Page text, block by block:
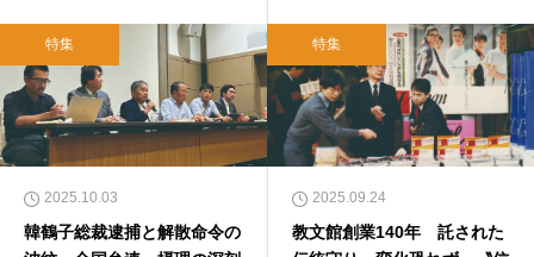
特集
2025.10.03
韓鶴子総裁逮捕と解散命令の
特集
2025.09.24
教文館創業140年 託された